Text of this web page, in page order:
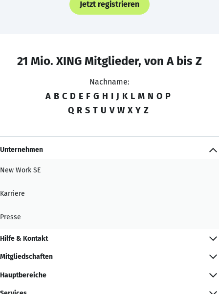
Jetzt registrieren
21 Mio. XING Mitglieder, von A bis Z
Nachname:
A B C D E F G H I J K L M N O P
Q R S T U V W X Y Z
Unternehmen
New Work SE
Karriere
Presse
Hilfe & Kontakt
Mitgliedschaften
Hauptbereiche